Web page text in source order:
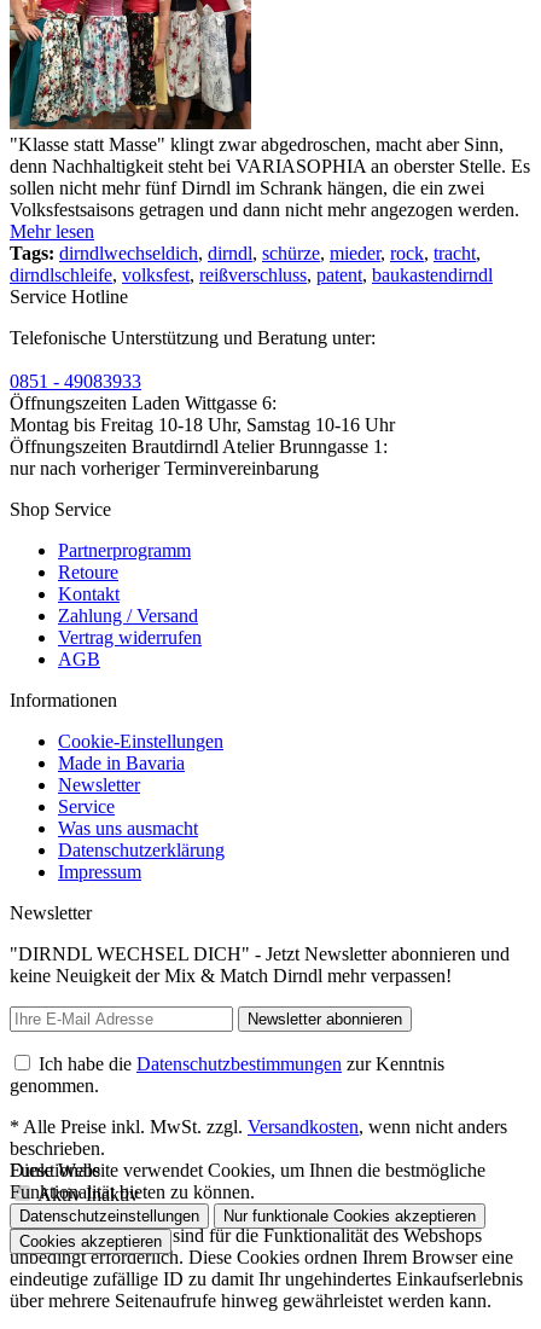
"Klasse statt Masse" klingt zwar abgedroschen, macht aber Sinn,
denn Nachhaltigkeit steht bei VARIASOPHIA an oberster Stelle. Es
sollen nicht mehr fünf Dirndl im Schrank hängen, die ein zwei
Volksfestsaisons getragen und dann nicht mehr angezogen werden.
Mehr lesen
Tags: dirndlwechseldich, dirndl, schürze, mieder, rock, tracht,
dirndlschleife, volksfest, reißverschluss, patent, baukastendirndl
Service Hotline
Telefonische Unterstützung und Beratung unter:
0851 - 49083933
Öffnungszeiten Laden Wittgasse 6:
Montag bis Freitag 10-18 Uhr, Samstag 10-16 Uhr
Öffnungszeiten Brautdirndl Atelier Brunngasse 1:
nur nach vorheriger Terminvereinbarung
Shop Service
Partnerprogramm
Retoure
Kontakt
Zahlung / Versand
Vertrag widerrufen
AGB
Informationen
Cookie-Einstellungen
Made in Bavaria
Newsletter
Service
Was uns ausmacht
Datenschutzerklärung
Impressum
Newsletter
"DIRNDL WECHSEL DICH" - Jetzt Newsletter abonnieren und
keine Neuigkeit der Mix & Match Dirndl mehr verpassen!
Newsletter abonnieren
Ich habe die Datenschutzbestimmungen zur Kenntnis
genommen.
* Alle Preise inkl. MwSt. zzgl. Versandkosten, wenn nicht anders
beschrieben.
Funktionale
Aktiv Inaktiv
Funktionale Cookies sind für die Funktionalität des Webshops
unbedingt erforderlich. Diese Cookies ordnen Ihrem Browser eine
eindeutige zufällige ID zu damit Ihr ungehindertes Einkaufserlebnis
über mehrere Seitenaufrufe hinweg gewährleistet werden kann.
Diese Website verwendet Cookies, um Ihnen die bestmögliche
Funktionalität bieten zu können.
Datenschutzeinstellungen
Nur funktionale Cookies akzeptieren
Cookies akzeptieren